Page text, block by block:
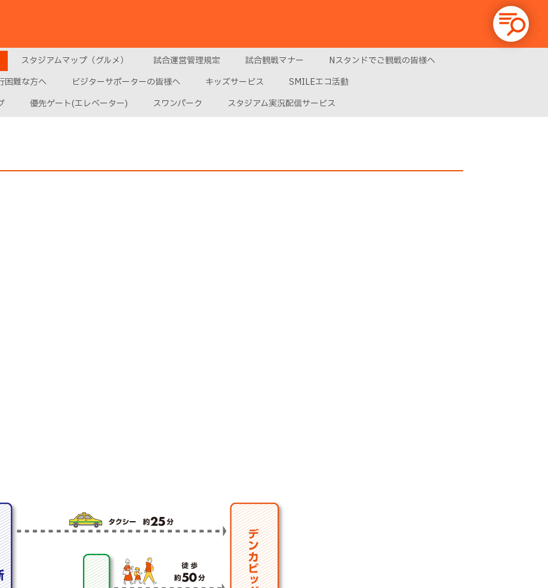
スタジアムマップ（グルメ） 試合運営管理規定 試合観戦マナー
Nスタンドでご観戦の皆様へ
困難な方へ
ビジターサポーターの皆様へ キッズサービス
SMILEエコ活動
優先ゲート(エレベーター) スワンパーク スタジアム実況配信サービス